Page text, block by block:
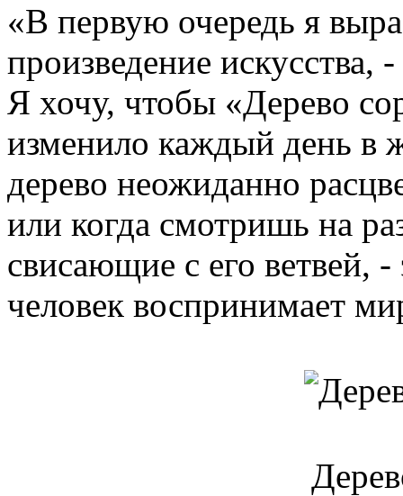
«В первую очередь я
произведение
Я хочу, чтобы «Дерево
изменило каждый день в
дерево неожиданно
или когда смотришь на
свисающие с его ветвей, -
человек воспринимает